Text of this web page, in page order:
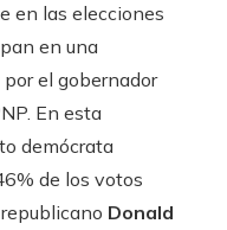
en las elecciones
en una
el gobernador
En esta
demócrata
de los votos
Donald